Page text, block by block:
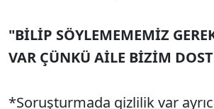
"BİLİP SÖYLEMEMEMİZ
VAR ÇÜNKÜ AİLE BİZİM
*Soruşturmada gizlilik var